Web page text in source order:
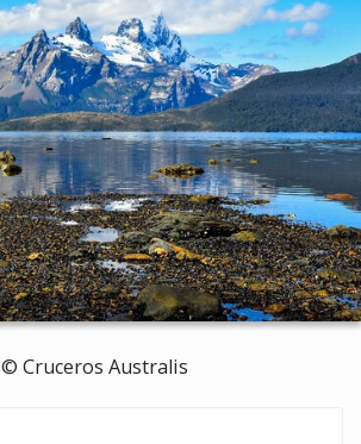
© Cruceros Australis